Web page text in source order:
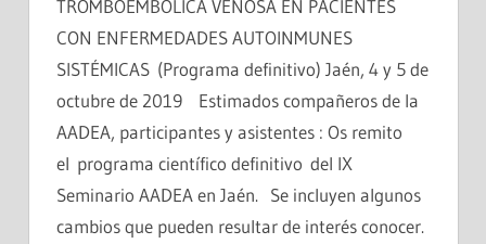
TROMBOEMBÓLICA VENOSA EN PACIENTES
CON ENFERMEDADES AUTOINMUNES
SISTÉMICAS (Programa definitivo) Jaén, 4 y 5 de
octubre de 2019 Estimados compañeros de la
AADEA, participantes y asistentes : Os remito
el programa científico definitivo del IX
Seminario AADEA en Jaén. Se incluyen algunos
cambios que pueden resultar de interés conocer.